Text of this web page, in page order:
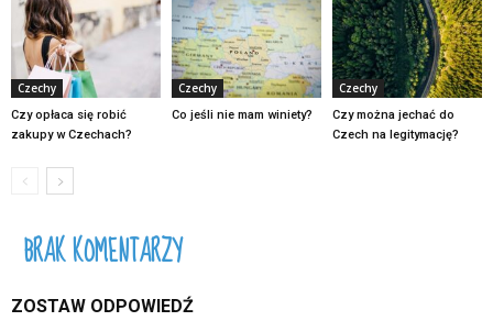
Czechy
Czy opłaca się robić
zakupy w Czechach?
Czechy
Co jeśli nie mam winiety?
Czechy
Czy można jechać do
Czech na legitymację?
BRAK KOMENTARZY
ZOSTAW ODPOWIEDŹ